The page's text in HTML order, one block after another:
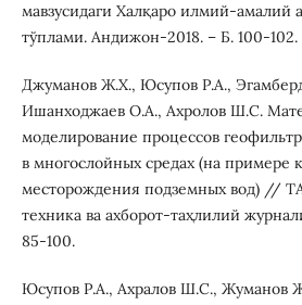
мавзусидаги Халқаро илмий-амалий
тўплами. Андижон-2018. – Б. 100-102.
Джуманов Ж.Х., Юсупов Р.А.,
Ишанходжаев О.А., Ахролов Ш.С.
моделирование процессов
в многослойных средах (на примере
месторождения подземных вод) //
техника ва ахборот-таҳлилий
85-100.
Юсупов Р.А., Ахралов Ш.С., Жуманов